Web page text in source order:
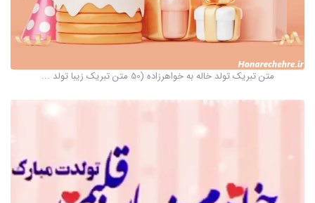
متن تبریک تولد خاله به خواهرزاده (50 متن تبریک زیبا تولد ...